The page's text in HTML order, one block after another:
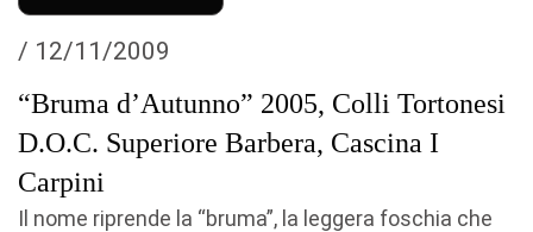
/ 12/11/2009
“Bruma d’Autunno” 2005, Colli Tortonesi
D.O.C. Superiore Barbera, Cascina I
Carpini
Il nome riprende la “bruma”, la leggera foschia che